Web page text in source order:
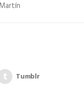
Tumblr